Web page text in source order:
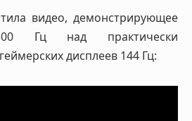
видео, демонстрирующее
Гц над практически
дисплеев 144 Гц: